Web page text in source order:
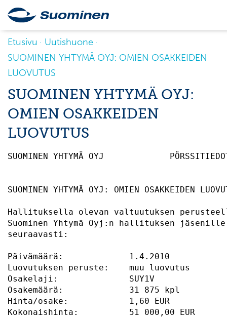
Etusivu
Uutishuone
SUOMINEN YHTYMÄ OYJ: OMIEN OSAKKEIDEN
LUOVUTUS
SUOMINEN YHTYMÄ OYJ:
OMIEN OSAKKEIDEN
LUOVUTUS
SUOMINEN YHTYMÄ OYJ     	PÖRSSITIEDOTE 1.4.2010 KLO 11.00
SUOMINEN YHTYMÄ OYJ:
Hallituksella olevan valtuutuksen
Suominen Yhtymä Oyj:n hallituksen
Päivämäärä:
Luovutuksen
Osakelaji:
Osakemäärä:
Hinta/osake:
Kokonaishinta: